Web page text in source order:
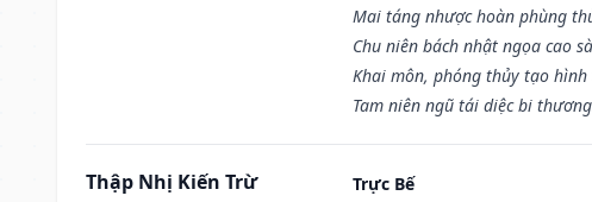
Mai táng nhược hoàn phùng
Chu niên bách nhật ngọa cao
Khai môn, phóng thủy tạo
Tam niên ngũ tái diệc bi
Thập Nhị Kiến Trừ
Trực Bế